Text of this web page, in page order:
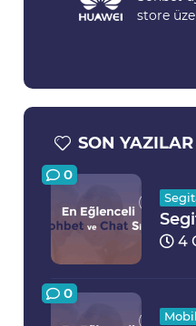
store
SON YAZILAR
0
4
0